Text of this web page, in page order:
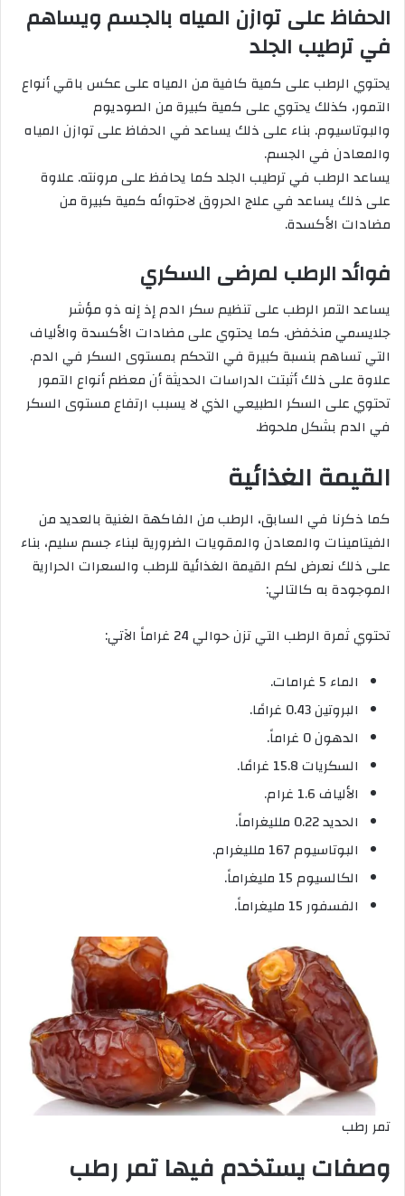
الحفاظ على توازن المياه بالجسم ويساهم
في ترطيب الجلد
يحتوي الرطب على كمية كافية من المياه على عكس باقي أنواع
التمور، كذلك يحتوي على كمية كبيرة من الصوديوم
والبوتاسيوم. بناء على ذلك يساعد في الحفاظ على توازن المياه
والمعادن في الجسم.
يساعد الرطب في ترطيب الجلد كما يحافظ على مرونته. علاوة
على ذلك يساعد في علاج الحروق لاحتوائه كمية كبيرة من
مضادات الأكسدة.
فوائد الرطب لمرضى السكري
يساعد التمر الرطب على تنظيم سكر الدم إذ إنه ذو مؤشر
جلايسمي منخفض. كما يحتوي على مضادات الأكسدة والألياف
التي تساهم بنسبة كبيرة في التحكم بمستوى السكر في الدم.
علاوة على ذلك أثبتت الدراسات الحديثة أن معظم أنواع التمور
تحتوي على السكر الطبيعي الذي لا يسبب ارتفاع مستوى السكر
في الدم بشكل ملحوظ.
القيمة الغذائية
كما ذكرنا في السابق، الرطب من الفاكهة الغنية بالعديد من
الفيتامينات والمعادن والمقويات الضرورية لبناء جسم سليم، بناء
على ذلك نعرض لكم القيمة الغذائية للرطب والسعرات الحرارية
الموجودة به كالتالي:
تحتوي ثمرة الرطب التي تزن حوالي 24 غراماً الآتي:
الماء 5 غرامات.
البروتين 0.43 غرامًا.
الدهون 0 غراماً.
السكريات 15.8 غرامًا.
الألياف 1.6 غرام.
الحديد 0.22 ملليغراماً.
البوتاسيوم 167 ملليغرام.
الكالسيوم 15 مليغراماً.
الفسفور 15 مليغراماً.
تمر رطب
وصفات يستخدم فيها تمر رطب